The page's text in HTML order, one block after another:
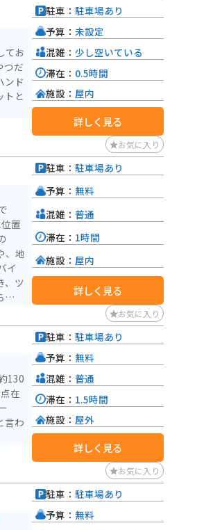
てお
つだ
ンド
トと
駐車： 駐車場あり
予算： 未設定
混雑： 少し空いている
滞在： 0.5時間
施設： 屋内
詳しく見る
お気に入り
置
、地
、ツ
馬
駅
然
駐車： 駐車場あり
予算： 無料
混雑： 普通
滞在： 1時間
施設： 屋内
詳しく見る
お気に入り
130
在
言わ
駐車： 駐車場あり
予算： 無料
混雑： 普通
滞在： 1.5時間
施設： 屋外
詳しく見る
お気に入り
駐車： 駐車場あり
予算： 無料